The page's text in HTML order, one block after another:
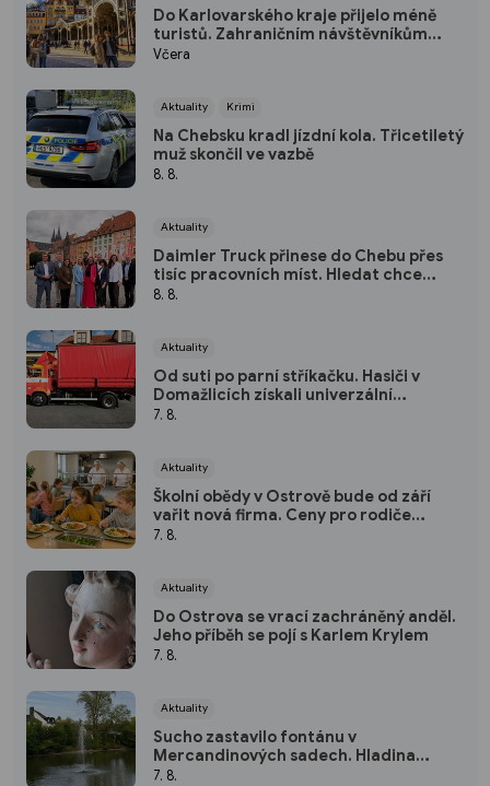
Do Karlovarského kraje přijelo méně
turistů. Zahraničním návštěvníkům
dominují Němci
Včera
Aktuality Krimi
Na Chebsku kradl jízdní kola. Třicetiletý
muž skončil ve vazbě
8. 8.
Aktuality
Daimler Truck přinese do Chebu přes
tisíc pracovních míst. Hledat chce
hlavně lidi z regionu
8. 8.
Aktuality
Od suti po parní stříkačku. Hasiči v
Domažlicích získali univerzální
kontejner
7. 8.
Aktuality
Školní obědy v Ostrově bude od září
vařit nová firma. Ceny pro rodiče
zůstávají stejné
7. 8.
Aktuality
Do Ostrova se vrací zachráněný anděl.
Jeho příběh se pojí s Karlem Krylem
7. 8.
Aktuality
Sucho zastavilo fontánu v
Mercandinových sadech. Hladina
rybníka výrazně klesla
7. 8.